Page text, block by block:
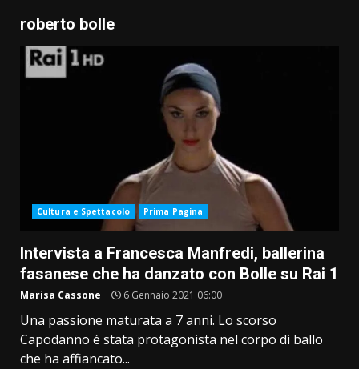
roberto bolle
Cultura e Spettacolo Prima Pagina
Intervista a Francesca Manfredi, ballerina
fasanese che ha danzato con Bolle su Rai 1
Marisa Cassone 6 Gennaio 2021 06:00
Una passione maturata a 7 anni. Lo scorso
Capodanno é stata protagonista nel corpo di ballo
che ha affiancato...